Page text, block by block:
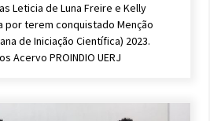
Leticia de Luna Freire e Kelly
por terem conquistado Menção
de Iniciação Científica) 2023.
Acervo PROINDIO UERJ